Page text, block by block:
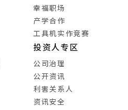
幸福职场
产学合作
工具机实作竞赛
投资人专区
公司治理
公开资讯
利害关系人
资讯安全